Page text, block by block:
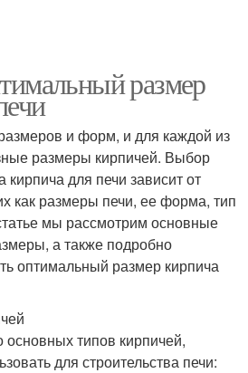
размер
и форм, и для каждой из
размеры кирпичей. Выбор
для печи зависит от
как размеры печи, ее форма, тип
мы рассмотрим основные
а также подробно
оптимальный размер кирпича
основных типов кирпичей,
для строительства печи: